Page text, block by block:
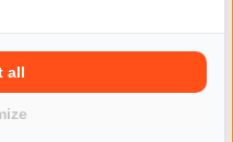
all